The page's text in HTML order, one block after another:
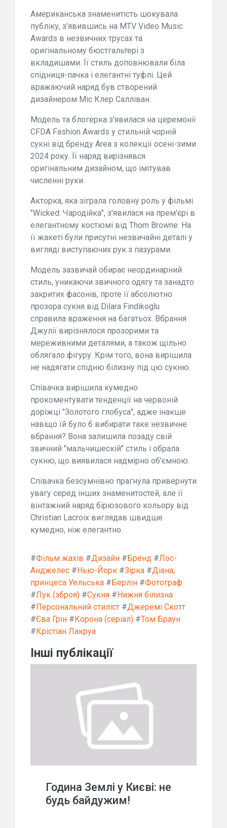
Американська знаменитість шокувала
публіку, з’явившись на MTV Video Music
Awards в незвичних трусах та
оригінальному бюстгальтері з
вкладишами. Її стиль доповнювали біла
спідниця-пачка і елегантні туфлі. Цей
вражаючий наряд був створений
дизайнером Міс Клер Салліван.
Модель та блогерка з'явилася на церемонії
CFDA Fashion Awards у стильній чорній
сукні від бренду Area з колекції осені-зими
2024 року. Її наряд вирізнявся
оригінальним дизайном, що імітував
численні руки.
Акторка, яка зіграла головну роль у фільмі
"Wicked: Чародійка", з'явилася на прем'єрі в
елегантному костюмі від Thom Browne. На
її жакеті були присутні незвичайні деталі у
вигляді виступаючих рук з пазурами.
Модель зазвичай обирає неординарний
стиль, уникаючи звичного одягу та занадто
закритих фасонів, проте її абсолютно
прозора сукня від Dilara Findikoglu
справила враження на багатьох. Вбрання
Джулії вирізнялося прозорими та
мереживними деталями, а також щільно
облягало фігуру. Крім того, вона вирішила
не надягати спідню білизну під цю сукню.
Співачка вирішила кумедно
прокоментувати тенденції на червоній
доріжці "Золотого глобуса", адже інакше
навіщо їй було б вибирати таке незвичне
вбрання? Вона залишила позаду свій
звичний "мальчишескій" стиль і обрала
сукню, що виявилася надмірно об'ємною.
Співачка безсумнівно прагнула привернути
увагу серед інших знаменитостей, але її
вінтажний наряд бірюзового кольору від
Christian Lacroix виглядав швидше
кумедно, ніж елегантно.
#Фільм жахів #Дизайн # Бренд #Лос-
Анджелес # Нью-Йорк #Зірка #Діана,
принцеса Уельська # Берлін #Фотограф
#Лук (зброя) #Сукня # Нижня білизна
# Персональний стиліст #Джеремі Скотт
#Єва Грін # Корона (серіал) #Том Браун
# Крістіан Лакруа
Інші публікації
Година Землі у Києві: не
будь байдужим!